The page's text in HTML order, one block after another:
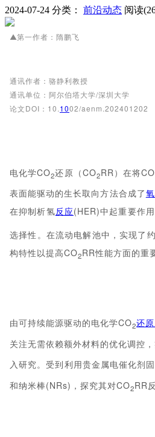
2024-07-24 分类： 前沿动态 阅读
▲第一作者：隋鹏飞
通讯作者：骆静利教授
通讯单位：阿尔伯塔大学/深圳大学
论文DOI：10.1002/aenm.202401202
电化学CO2还原（CO2RR）在将CO
表面能驱动的生长取向方法合成了
在抑制析氢反应(HER)中起重要作
选择性。在流动电解池中，实现了
构特性以提高CO2RR性能方面的重
由可持续能源驱动的电化学CO2还
关注无需依赖额外材料的优化调控
入研究。受到利用贵金属电催化剂
和纳米棒(NRs)，探究其对CO2RR